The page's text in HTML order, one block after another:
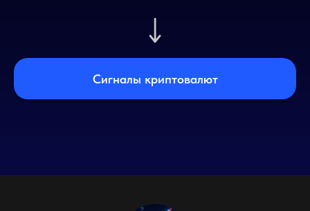
Сигналы криптовалют